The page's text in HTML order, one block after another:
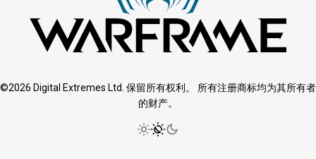
©2026 Digital Extremes Ltd. 保留所有权利。 所有注册商标均为其所有者
的财产。